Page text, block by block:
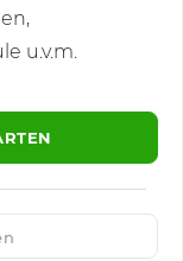
u.v.m.
Speichern